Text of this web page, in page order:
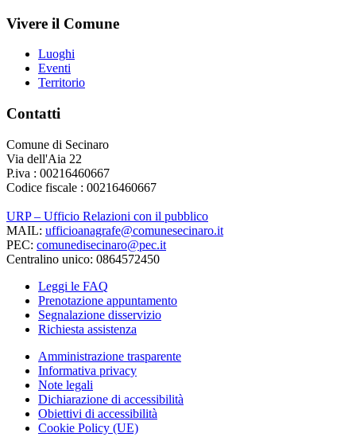
Vivere il Comune
Luoghi
Eventi
Territorio
Contatti
Comune di Secinaro
Via dell'Aia 22
P.iva : 00216460667
Codice fiscale : 00216460667
URP – Ufficio Relazioni con il pubblico
MAIL: ufficioanagrafe@comunesecinaro.it
PEC: comunedisecinaro@pec.it
Centralino unico: 0864572450
Leggi le FAQ
Prenotazione appuntamento
Segnalazione disservizio
Richiesta assistenza
Amministrazione trasparente
Informativa privacy
Note legali
Dichiarazione di accessibilità
Obiettivi di accessibilità
Cookie Policy (UE)